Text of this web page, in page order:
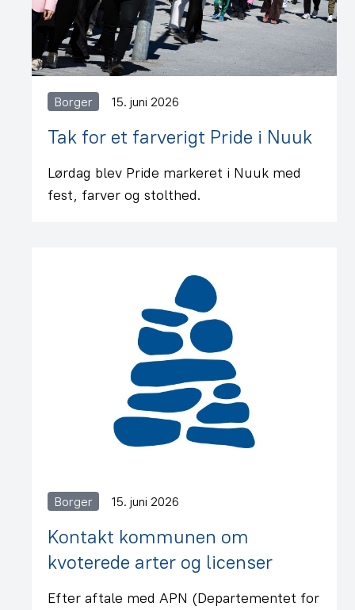
Borger 15. juni 2026
Tak for et farverigt Pride i Nuuk
Lørdag blev Pride markeret i Nuuk med
fest, farver og stolthed.
Borger 15. juni 2026
Kontakt kommunen om
kvoterede arter og licenser
Efter aftale med APN (Departementet for